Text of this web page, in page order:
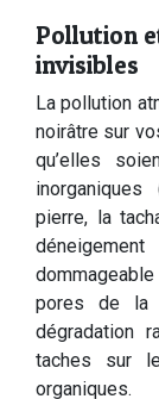
Pollution
invisibles
La pollution
noirâtre sur
qu’elles
pierre, la
pores de la
dégradation
taches sur
organiques.